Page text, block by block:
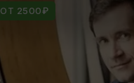
ОТ 2500₽